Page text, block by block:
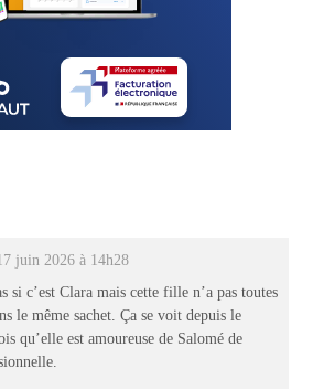
juin 2026 à 14h28
si c’est Clara mais cette fille n’a pas toutes
le même sachet. Ça se voit depuis le
qu’elle est amoureuse de Salomé de